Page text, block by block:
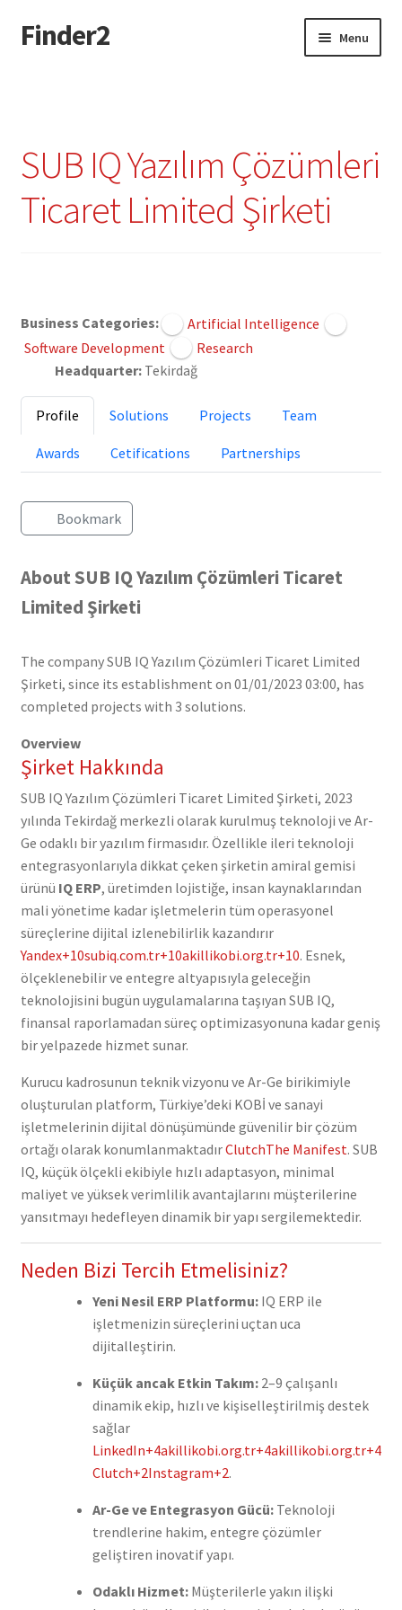
Skip
to
Skip
to
Finder2 Menu
Dashboard
Directory
Privacy Policy
SUB IQ Yazılım Çözümleri
Ticaret Limited Şirketi
Business Categories:
Artificial Intelligence
Software Development
Research
Headquarter: Tekirdağ
Profile Solutions Projects Team
Awards Cetifications Partnerships
Bookmark
About SUB IQ Yazılım Çözümleri Ticaret
Limited Şirketi
The company SUB IQ Yazılım Çözümleri Ticaret Limited
Şirketi, since its establishment on 01/01/2023 03:00, has
completed projects with 3 solutions.
Overview
Şirket Hakkında
SUB IQ Yazılım Çözümleri Ticaret Limited Şirketi, 2023
yılında Tekirdağ merkezli olarak kurulmuş teknoloji ve Ar-
Ge odaklı bir yazılım firmasıdır. Özellikle ileri teknoloji
entegrasyonlarıyla dikkat çeken şirketin amiral gemisi
ürünü IQ ERP, üretimden lojistiğe, insan kaynaklarından
mali yönetime kadar işletmelerin tüm operasyonel
süreçlerine dijital izlenebilirlik kazandırır
Yandex+10subiq.com.tr+10akillikobi.org.tr+10. Esnek,
ölçeklenebilir ve entegre altyapısıyla geleceğin
teknolojisini bugün uygulamalarına taşıyan SUB IQ,
finansal raporlamadan süreç optimizasyonuna kadar geniş
bir yelpazede hizmet sunar.
Kurucu kadrosunun teknik vizyonu ve Ar-Ge birikimiyle
oluşturulan platform, Türkiye’deki KOBİ ve sanayi
işletmelerinin dijital dönüşümünde güvenilir bir çözüm
ortağı olarak konumlanmaktadırClutchThe Manifest. SUB
IQ, küçük ölçekli ekibiyle hızlı adaptasyon, minimal
maliyet ve yüksek verimlilik avantajlarını müşterilerine
yansıtmayı hedefleyen dinamik bir yapı sergilemektedir.
Neden Bizi Tercih Etmelisiniz?
Yeni Nesil ERP Platformu:IQ ERP ile
işletmenizin süreçlerini uçtan uca
dijitalleştirin.
Küçük ancak Etkin Takım:2–9 çalışanlı
dinamik ekip, hızlı ve kişiselleştirilmiş destek
sağlar
LinkedIn+4akillikobi.org.tr+4akillikobi.org.tr+4
Clutch+2Instagram+2.
Ar-Ge ve Entegrasyon Gücü:Teknoloji
trendlerine hakim, entegre çözümler
geliştiren inovatif yapı.
Odaklı Hizmet:Müşterilerle yakın ilişki